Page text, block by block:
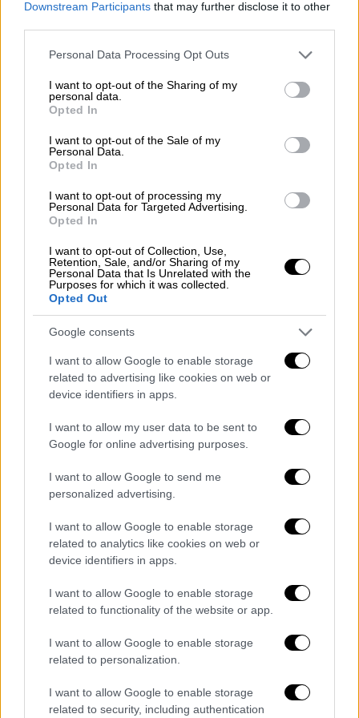
Downstream Participants that may further disclose it to other
Please note that this website/app uses one or more Google
not limited to your visit or usage behaviour. You may click to
grant or deny consent to Google and its third-party tags to
use your data for below specified purposes in below Google
consent section.
Personal Data Processing Opt Outs
I want to opt-out of the Sharing of my
personal data.
Opted In
I want to opt-out of the Sale of my
Personal Data.
Opted In
I want to opt-out of processing my
Personal Data for Targeted Advertising.
Opted In
I want to opt-out of Collection, Use,
Retention, Sale, and/or Sharing of my
Personal Data that Is Unrelated with the
Purposes for which it was collected.
Opted Out
Google consents
I want to allow Google to enable storage
related to advertising like cookies on web or
device identifiers in apps.
I want to allow my user data to be sent to
Google for online advertising purposes.
I want to allow Google to send me
personalized advertising.
I want to allow Google to enable storage
related to analytics like cookies on web or
device identifiers in apps.
I want to allow Google to enable storage
related to functionality of the website or app.
I want to allow Google to enable storage
related to personalization.
I want to allow Google to enable storage
related to security, including authentication
Ανδρουλάκης για Τέμπη: Ο ελληνικός
λαός βρίσκεται ενωμένος, χωρίς
κομματικά λάβαρα και
περιχαρακώσεις
Το πόρισμα, σύμφωνα με τους ίδιους είναι
αποκαλυπτικό
διαχείριση της υπόθεσης από την
κυβέρνηση. Οι 57 νεκροί δεν θα είχαν χαθεί,
γεγονός που επιβεβαιώνεται με σαφήνεια
από τα στοιχεία της έρευνας. Το ΠΑΣΟΚ
καταγγέλλει ότι η κυβέρνηση επιχείρησε
συστηματικά νασυγκαλύψειτιςευθύνες της
διαμορφώνοντας ένα αφήγημα που πλέον
καταρρέει υπό το βάρος των αποκαλύψεων.
Τα τρία ερωτήματα
Το μυστήριο της πυρόσφαιρας:
πρωθυπουργός έσπευσε να αποδώσει
την ανάφλεξη στα λάδια των μηχανών.
Όμως, τα νέα δεδομένα δείχνουν ότι
αυτό το σενάριο αποκλείεται. Αντίθετα,
αναζητείται πλέον το άγνωστο καύσιμο
που προκάλεσε μια φονική πυρόσφαιρα
πολλούς επιβάτες.
τραγωδίας:Η απόφαση να μπαζωθεί το
σημείο του δυστυχήματος –χωρίς
εισαγγελική παραγγελία– οδήγησε στην